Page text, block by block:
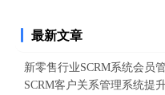
最新文章
新零售行业SCRM系统会员
SCRM客户关系管理系统提